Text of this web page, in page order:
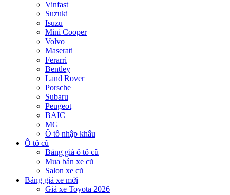
Vinfast
Suzuki
Isuzu
Mini Cooper
Volvo
Maserati
Ferarri
Bentley
Land Rover
Porsche
Subaru
Peugeot
BAIC
MG
Ô tô nhập khẩu
Ô tô cũ
Bảng giá ô tô cũ
Mua bán xe cũ
Salon xe cũ
Bảng giá xe mới
Giá xe Toyota 2026